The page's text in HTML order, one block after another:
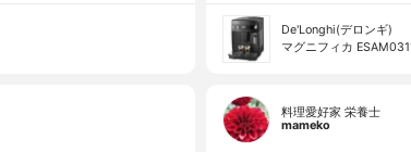
De'Longhi(デロンギ)
マグニフィカ
料理愛好家 栄養士
mameko